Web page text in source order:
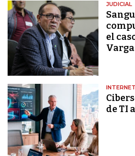
JUDICIAL
el
de TI